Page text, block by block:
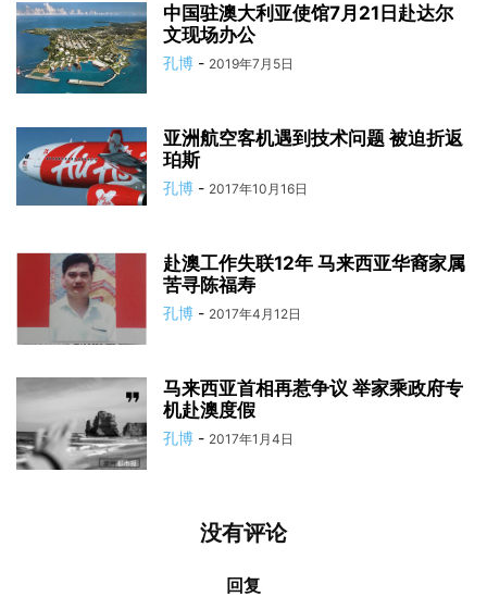
中国驻澳大利亚使馆7月21日赴达尔
文现场办公
孔博 - 2019年7月5日
亚洲航空客机遇到技术问题 被迫折返
珀斯
孔博 - 2017年10月16日
赴澳工作失联12年 马来西亚华裔家属
苦寻陈福寿
孔博 - 2017年4月12日
马来西亚首相再惹争议 举家乘政府专
机赴澳度假
孔博 - 2017年1月4日
没有评论
回复